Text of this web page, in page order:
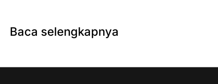
Baca selengkapnya